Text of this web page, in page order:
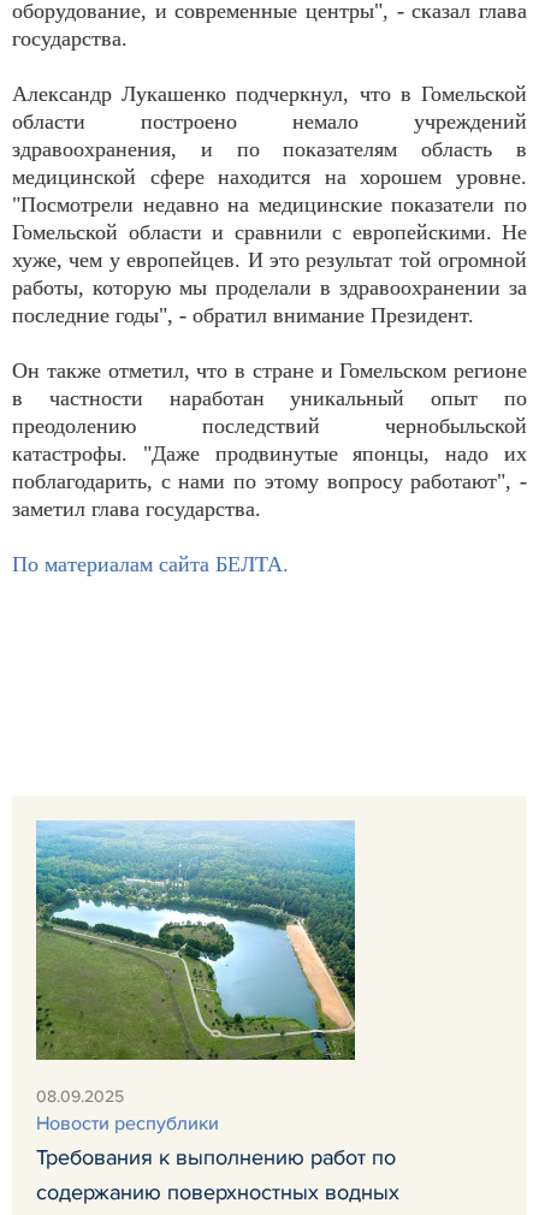
оборудование, и современные центры", - сказал глава
государства.
Александр Лукашенко подчеркнул, что в Гомельской
области построено немало учреждений
здравоохранения, и по показателям область в
медицинской сфере находится на хорошем уровне.
"Посмотрели недавно на медицинские показатели по
Гомельской области и сравнили с европейскими. Не
хуже, чем у европейцев. И это результат той огромной
работы, которую мы проделали в здравоохранении за
последние годы", - обратил внимание Президент.
Он также отметил, что в стране и Гомельском регионе
в частности наработан уникальный опыт по
преодолению последствий чернобыльской
катастрофы. "Даже продвинутые японцы, надо их
поблагодарить, с нами по этому вопросу работают", -
заметил глава государства.
По материалам сайта БЕЛТА.
08.09.2025
Новости республики
Требования к выполнению работ по
содержанию поверхностных водных